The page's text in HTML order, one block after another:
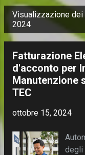
o
Visualizzazione
2024
Fatturazione
d'acconto per
Manutenzione
TEC
ottobre 15, 2024
degli